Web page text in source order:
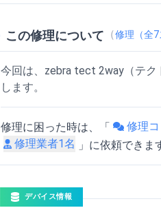
この修理について （修理（全7
今回は、zebra tect 2way（テク
します。
修理に困った時は、「 修理
修理業者1名 」に依頼できま
デバイス情報